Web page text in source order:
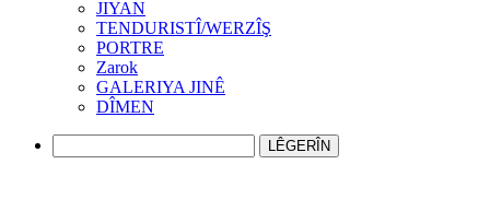
JIYAN
TENDURISTÎ/WERZÎŞ
PORTRE
Zarok
GALERIYA JINÊ
DÎMEN
LÊGERÎN